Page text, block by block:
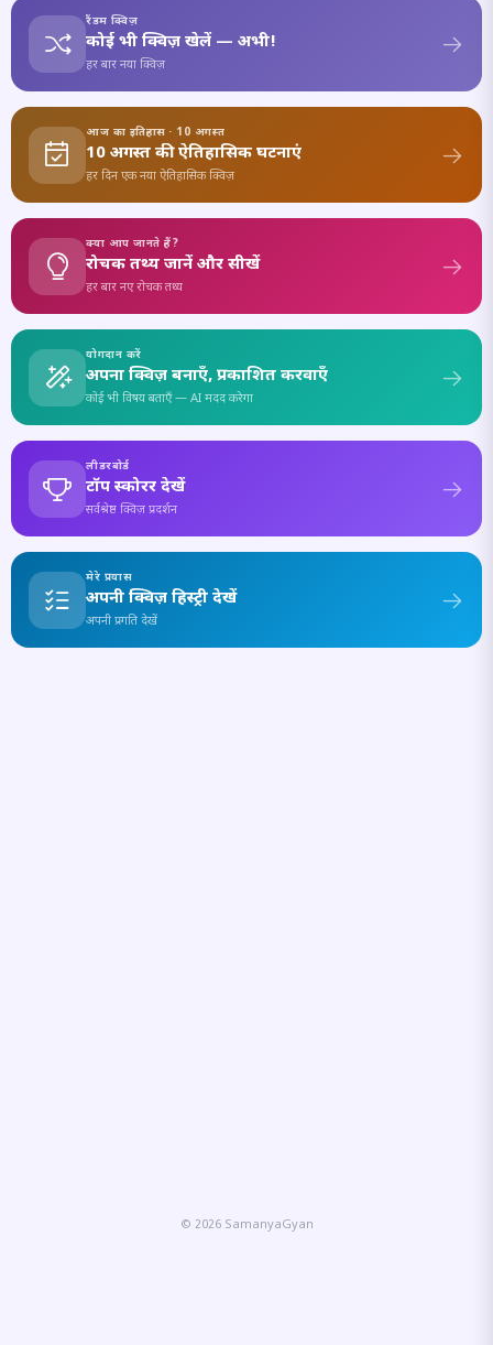
रैंडम क्विज़
कोई भी क्विज़ खेलें — अभी!
हर बार नया क्विज़
आज का इतिहास · 10 अगस्त
10 अगस्त की ऐतिहासिक घटनाएं
हर दिन एक नया ऐतिहासिक क्विज़
क्या आप जानते हैं?
रोचक तथ्य जानें और सीखें
हर बार नए रोचक तथ्य
योगदान करें
अपना क्विज़ बनाएँ, प्रकाशित करवाएँ
कोई भी विषय बताएँ — AI मदद करेगा
लीडरबोर्ड
टॉप स्कोरर देखें
सर्वश्रेष्ठ क्विज़ प्रदर्शन
मेरे प्रयास
अपनी क्विज़ हिस्ट्री देखें
अपनी प्रगति देखें
© 2026 SamanyaGyan